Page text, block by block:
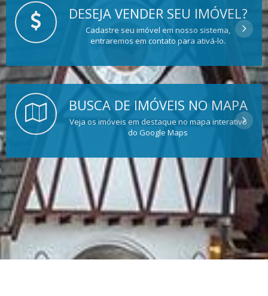
DESEJA VENDER SEU IMÓVEL?
Cadastre seu imóvel em nosso sistema,
entraremos em contato para ativá-lo.
BUSCA DE IMÓVEIS NO MAPA
Veja os imóveis em destaque no mapa interativo
do Google Maps